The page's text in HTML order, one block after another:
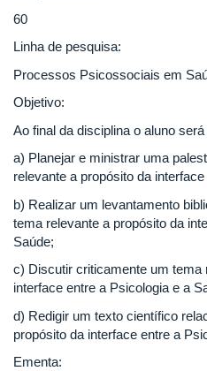
60
Linha de pesquisa:
Processos Psicossociais em
Objetivo:
Ao final da disciplina o aluno
a) Planejar e ministrar uma
relevante a propósito da
b) Realizar um levantamento
tema relevante a propósito da
Saúde;
c) Discutir criticamente um tema
interface entre a Psicologia e a
d) Redigir um texto científico
propósito da interface entre a
Ementa: